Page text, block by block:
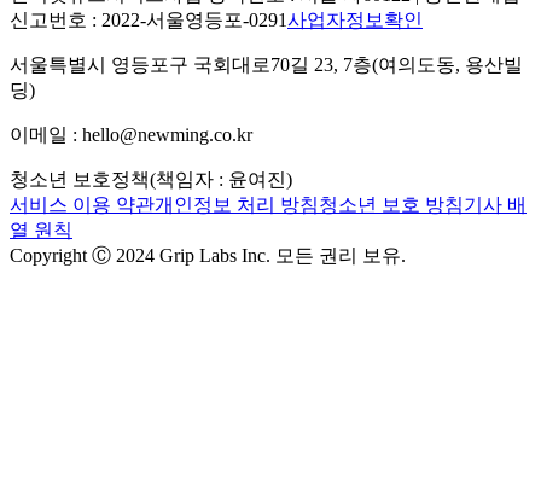
신고번호 : 2022-서울영등포-0291사업자정보확인
서울특별시 영등포구 국회대로70길 23, 7층(여의도동, 용산빌
딩)
이메일 : hello@newming.co.kr
청소년 보호정책(책임자 : 윤여진)
서비스 이용 약관개인정보 처리 방침청소년 보호 방침기사 배
열 원칙
Copyright Ⓒ 2024 Grip Labs Inc. 모든 권리 보유.